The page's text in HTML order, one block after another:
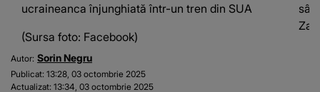
ucraineanca înjunghiată într-un tren din SUA
(Sursa foto: Facebook)
Autor: Sorin Negru
Publicat: 13:28, 03 octombrie 2025
Actualizat: 13:34, 03 octombrie 2025